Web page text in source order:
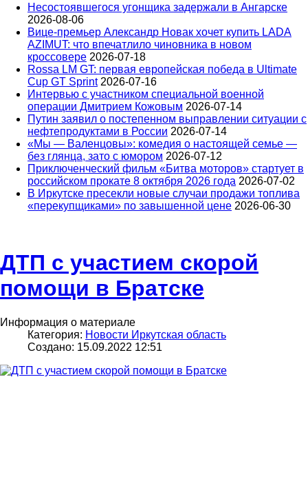
Несостоявшегося угонщика задержали в Ангарске
2026-08-06
Вице‑премьер Александр Новак хочет купить LADA
AZIMUT: что впечатлило чиновника в новом
кроссовере 2026-07-18
Rossa LM GT: первая европейская победа в Ultimate
Cup GT Sprint 2026-07-16
Интервью с участником специальной военной
операции Дмитрием Кожовым 2026-07-14
Путин заявил о постепенном выправлении ситуации с
нефтепродуктами в России 2026-07-14
«Мы — Валенцовы»: комедия о настоящей семье —
без глянца, зато с юмором 2026-07-12
Приключенческий фильм «Битва моторов» стартует в
российском прокате 8 октября 2026 года 2026-07-02
В Иркутске пресекли новые случаи продажи топлива
«перекупщиками» по завышенной цене 2026-06-30
ДТП с участием скорой
помощи в Братске
Информация о материале
Категория: Новости Иркутская область
Создано: 15.09.2022 12:51